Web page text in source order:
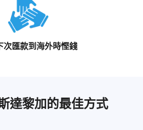
次匯款到海外時慳錢
達黎加的最佳方式